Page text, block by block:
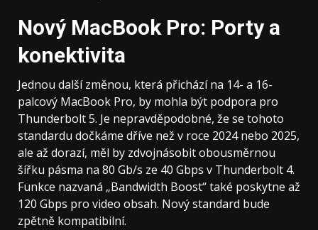
Nový MacBook Pro: Porty a
konektivita
Jednou další změnou, která přichází na 14- a 16-
palcový MacBook Pro, by mohla být podpora pro
Thunderbolt 5. Je nepravděpodobné, že se tohoto
standardu dočkáme dříve než v roce 2024 nebo 2025,
ale až dorazí, měl by zdvojnásobit obousměrnou
šířku pásma na 80 Gb/s ze 40 Gbps v Thunderbolt 4.
Funkce nazvaná „Bandwidth Boost“ také poskytne až
120 Gbps pro video obsah. Nový standard bude
zpětně kompatibilní.